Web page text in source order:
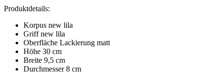
Produktdetails:
Korpus new lila
Griff new lila
Oberfläche Lackierung matt
Höhe 30 cm
Breite 9,5 cm
Durchmesser 8 cm